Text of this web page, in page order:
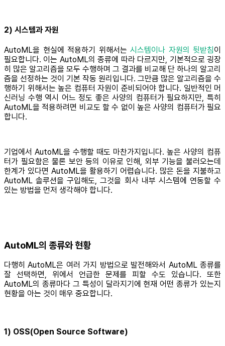
2) 시스템과 자원
AutoML을 현실에 적용하기 위해서는 시스템이나 자원의 뒷받침이
필요합니다. 이는 AutoML의 종류에 따라 다르지만, 기본적으로 굉장
히 많은 알고리즘을 모두 수행하며 그 결과를 비교해 단 하나의 알고리
즘을 선정하는 것이 기본 작동 원리입니다. 그만큼 많은 알고리즘을 수
행하기 위해서는 높은 컴퓨터 자원이 준비되어야 합니다. 일반적인 머
신러닝 수행 역시 어느 정도 좋은 사양의 컴퓨터가 필요하지만, 특히
AutoML을 적용하려면 비교도 할 수 없이 높은 사양의 컴퓨터가 필요
합니다.
기업에서 AutoML을 수행할 때도 마찬가지입니다. 높은 사양의 컴퓨
터가 필요함은 물론 보안 등의 이유로 인해, 외부 기능을 불러오는데
한계가 있다면 AutoML을 활용하기 어렵습니다. 많은 돈을 지불하고
AutoML 솔루션을 구입해도, 그것을 회사 내부 시스템에 연동할 수
있는 방법을 먼저 생각해야 합니다.
AutoML의 종류와 현황
다행히 AutoML은 여러 가지 방법으로 발전해와서 AutoML 종류를
잘 선택하면, 위에서 언급한 문제를 피할 수도 있습니다. 또한
AutoML의 종류마다 그 특성이 달라지기에 현재 어떤 종류가 있는지
현황을 아는 것이 매우 중요합니다.
1) OSS(Open Source Software)